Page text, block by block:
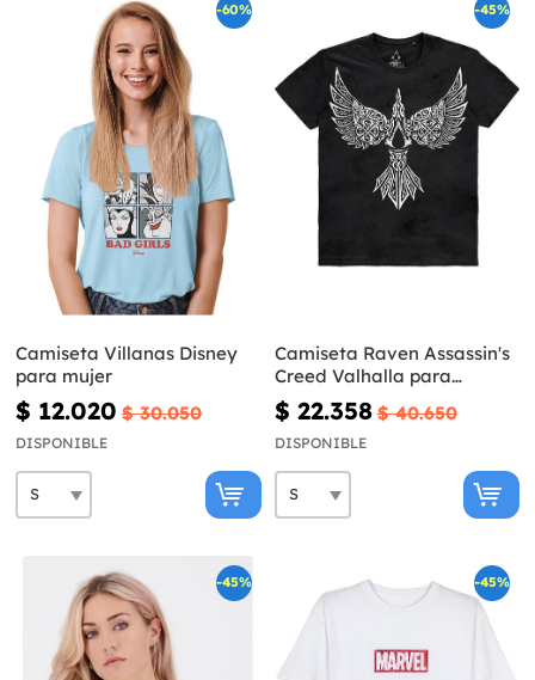
-60%
Camiseta Villanas Disney
para mujer
$ 12.020 $ 30.050
DISPONIBLE
-45%
Camiseta Raven Assassin's
Creed Valhalla para
hombre
$ 22.358 $ 40.650
DISPONIBLE
-45% -45%